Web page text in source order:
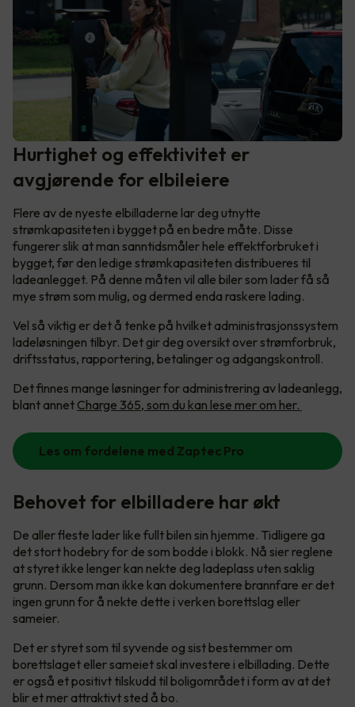
Hurtighet og effektivitet er
avgjørende for elbileiere
Flere av de nyeste elbilladerne lar deg utnytte
strømkapasiteten i bygget på en bedre måte. Disse
fungerer slik at man sanntidsmåler hele effektforbruket i
bygget, før den ledige strømkapasiteten distribueres til
ladeanlegget. På denne måten vil alle biler som lader få så
mye strøm som mulig, og dermed enda raskere lading.
Vel så viktig er det å tenke på hvilket administrasjonssystem
ladeløsningen tilbyr. Det gir deg oversikt over strømforbruk,
driftsstatus, rapportering, betalinger og adgangskontroll.
Det finnes mange løsninger for administrering av ladeanlegg,
blant annet Charge 365, som du kan lese mer om her.
Les om fordelene med Zaptec Pro
Behovet for elbilladere har økt
De aller fleste lader like fullt bilen sin hjemme. Tidligere ga
det stort hodebry for de som bodde i blokk. Nå sier reglene
at styret ikke lenger kan nekte deg ladeplass uten saklig
grunn. Dersom man ikke kan dokumentere brannfare er det
ingen grunn for å nekte dette i verken borettslag eller
sameier.
Det er styret som til syvende og sist bestemmer om
borettslaget eller sameiet skal investere i elbillading. Dette
er også et positivt tilskudd til boligområdet i form av at det
blir et mer attraktivt sted å bo.